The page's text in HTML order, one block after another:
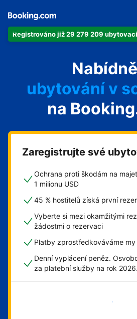
Registrováno již 29 279 209
svůj
svůj
ubytování v
svůj
svou
na
Zaregistrujte své
Ochrana proti škodám na
1 milionu USD
45 % hostitelů získá první
Vyberte si mezi okamžitými
žádostmi o rezervaci
Platby zprostředkováváme my
Denní vyplácení peněz.
za platební služby na rok 2026.
Začít hned